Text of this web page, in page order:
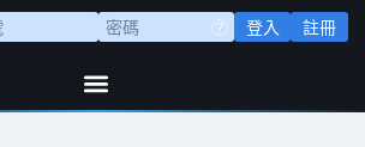
登入 註冊